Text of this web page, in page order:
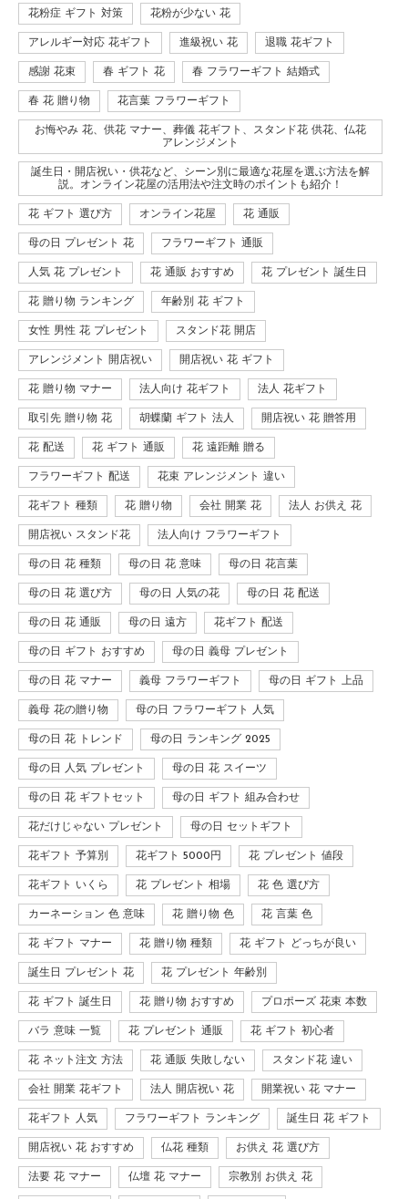
花粉症 ギフト 対策 花粉が少ない 花
アレルギー対応 花ギフト 進級祝い 花 退職 花ギフト
感謝 花束 春 ギフト 花 春 フラワーギフト 結婚式
春 花 贈り物 花言葉 フラワーギフト
お悔やみ 花、供花 マナー、葬儀 花ギフト、スタンド花 供花、仏花
アレンジメント
誕生日・開店祝い・供花など、シーン別に最適な花屋を選ぶ方法を解
説。オンライン花屋の活用法や注文時のポイントも紹介！
花 ギフト 選び方 オンライン花屋 花 通販
母の日 プレゼント 花 フラワーギフト 通販
人気 花 プレゼント 花 通販 おすすめ 花 プレゼント 誕生日
花 贈り物 ランキング 年齢別 花 ギフト
女性 男性 花 プレゼント スタンド花 開店
アレンジメント 開店祝い 開店祝い 花 ギフト
花 贈り物 マナー 法人向け 花ギフト 法人 花ギフト
取引先 贈り物 花 胡蝶蘭 ギフト 法人 開店祝い 花 贈答用
花 配送 花 ギフト 通販 花 遠距離 贈る
フラワーギフト 配送 花束 アレンジメント 違い
花ギフト 種類 花 贈り物 会社 開業 花 法人 お供え 花
開店祝い スタンド花 法人向け フラワーギフト
母の日 花 種類 母の日 花 意味 母の日 花言葉
母の日 花 選び方 母の日 人気の花 母の日 花 配送
母の日 花 通販 母の日 遠方 花ギフト 配送
母の日 ギフト おすすめ 母の日 義母 プレゼント
母の日 花 マナー 義母 フラワーギフト 母の日 ギフト 上品
義母 花の贈り物 母の日 フラワーギフト 人気
母の日 花 トレンド 母の日 ランキング 2025
母の日 人気 プレゼント 母の日 花 スイーツ
母の日 花 ギフトセット 母の日 ギフト 組み合わせ
花だけじゃない プレゼント 母の日 セットギフト
花ギフト 予算別 花ギフト 5000円 花 プレゼント 値段
花ギフト いくら 花 プレゼント 相場 花 色 選び方
カーネーション 色 意味 花 贈り物 色 花 言葉 色
花 ギフト マナー 花 贈り物 種類 花 ギフト どっちが良い
誕生日 プレゼント 花 花 プレゼント 年齢別
花 ギフト 誕生日 花 贈り物 おすすめ プロポーズ 花束 本数
バラ 意味 一覧 花 プレゼント 通販 花 ギフト 初心者
花 ネット注文 方法 花 通販 失敗しない スタンド花 違い
会社 開業 花ギフト 法人 開店祝い 花 開業祝い 花 マナー
花ギフト 人気 フラワーギフト ランキング 誕生日 花 ギフト
開店祝い 花 おすすめ 仏花 種類 お供え 花 選び方
法要 花 マナー 仏壇 花 マナー 宗教別 お供え 花